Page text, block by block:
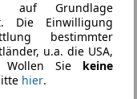
auf Grundlage
Die Einwilligung
bestimmter
u.a. die USA,
Wollen Sie keine
hier.